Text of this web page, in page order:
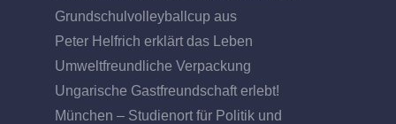
Grundschulvolleyballcup aus
Peter Helfrich erklärt das Leben
Umweltfreundliche Verpackung
Ungarische Gastfreundschaft erlebt!
München – Studienort für Politik und